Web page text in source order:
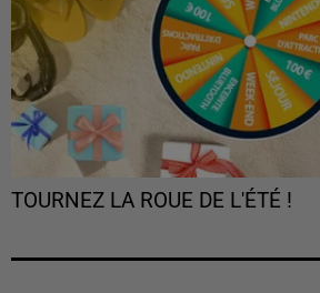
TOURNEZ LA ROUE DE L'ÉTÉ !